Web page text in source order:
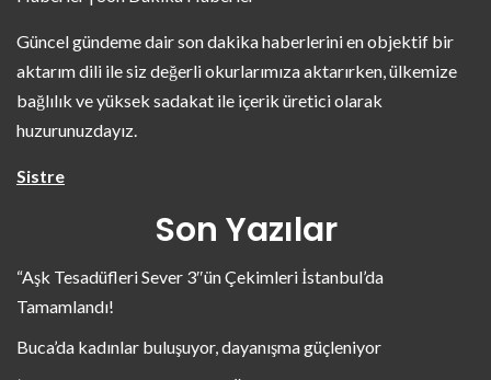
Güncel gündeme dair son dakika haberlerini en objektif bir
aktarım dili ile siz değerli okurlarımıza aktarırken, ülkemize
bağlılık ve yüksek sadakat ile içerik üretici olarak
huzurunuzdayız.
Sistre
Son Yazılar
“Aşk Tesadüfleri Sever 3″ün Çekimleri İstanbul’da
Tamamlandı!
Buca’da kadınlar buluşuyor, dayanışma güçleniyor